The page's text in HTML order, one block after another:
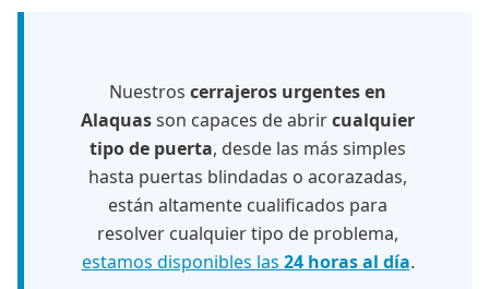
Nuestros cerrajeros urgentes en
Alaquasson capaces de abrircualquier
tipo de puerta, desde las más simples
hasta puertas blindadas o acorazadas,
están altamente cualificados para
resolver cualquier tipo de problema,
estamos disponibles las 24 horas al día.